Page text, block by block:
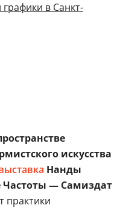
в Санкт-
искусства
Нанды
Частоты — Самиздат
практики